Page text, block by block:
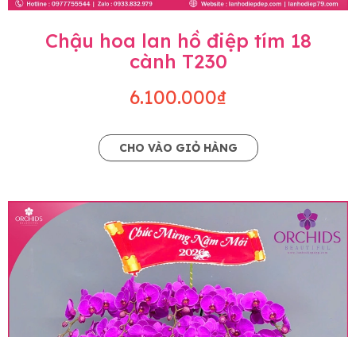
Chậu hoa lan hồ điệp tím 18
cành T230
6.100.000₫
CHO VÀO GIỎ HÀNG